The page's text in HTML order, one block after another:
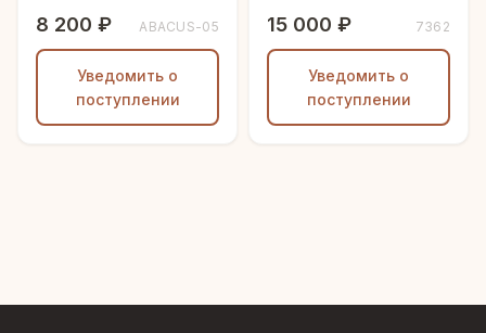
8 200 ₽ ABACUS-05
Уведомить о
поступлении
15 000 ₽ 7362
Уведомить о
поступлении